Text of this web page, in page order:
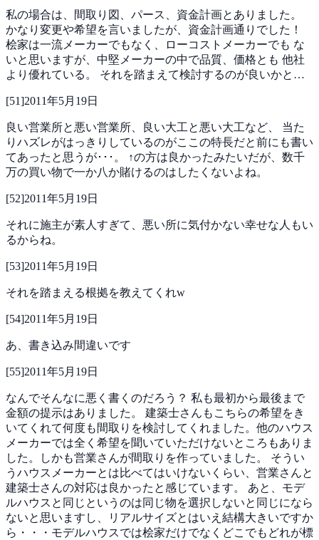
私の場合は、間取り図、パース、資金計画とありました。
かなり変更や希望を言いましたが、資金計画通りでした！
桧家は一流メーカーでもなく、ローコストメーカーでも な
いと思いますが、中堅メーカーの中で品質、価格とも 他社
より優れている。 それを踏まえて検討するのが良いかと…
[51]2011年5月19日
良い営業所と悪い営業所、良い大工と悪い大工など、 当た
りハズレがはっきりしているのがここの特長だと前にも書い
てあったと思うが･･･。
↑の方は良かったみたいだが、数千
万の買い物で一か八か賭けるのはしたくないよね。
[52]2011年5月19日
それに施主が素人すぎて、悪い所に気付かない幸せな人もい
るからね。
[53]2011年5月19日
それを踏まえる根拠を教えてくれw
[54]2011年5月19日
あ、書き込み間違いです
[55]2011年5月19日
なんでそんなに悪く書くのだろう？ 私も最初から最後まで
金額の提示はありました。 建築士さんもこちらの希望をき
いてくれて何度も間取りを検討してくれました。他のハウス
メーカーでは全く希望を聞いていただけないところもありま
した。しかも営業さんが間取りを作っていました。 そうい
うハウスメーカーとは比べてはいけないくらい、営業さんと
建築士さんの対応は良かったと感じています。 あと、モデ
ルハウスと同じというのは同じ物を選択しないと同じになら
ないと思いますし、リアルサイズとはいえ結構大きいですか
ら・・・モデルハウスでは桧家だけでなくどこでもどれが標